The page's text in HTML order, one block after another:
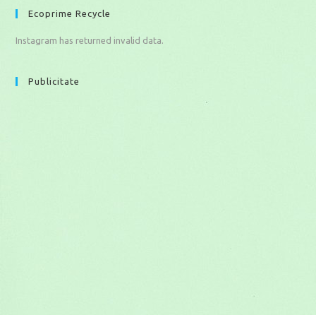
Ecoprime Recycle
Instagram has returned invalid data.
Publicitate